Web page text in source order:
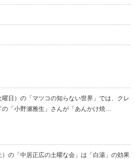
曜日）の「マツコの知らない世界」では、クレ
の「小野瀬雅生」さんが「あんかけ焼…
）の「中居正広の土曜な会」は「白湯」の効果